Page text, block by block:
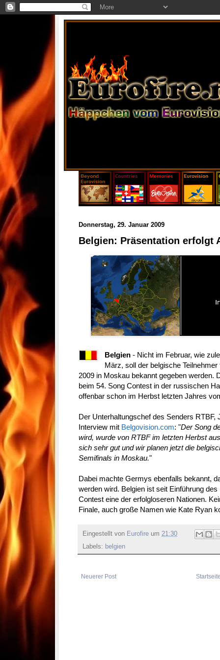
Donnerstag, 29. Januar 2009
Belgien: Präsentation erfolgt
Belgien - Nicht im Februar, wie
März, soll der belgische
2009 in Moskau bekannt gegeben werden.
beim 54. Song Contest in der russischen
offenbar schon im Herbst letzten Jahres
Der Unterhaltungschef des Senders
Interview mit Belgovision.com: "Der Song
wird, wurde von RTBF im letzten Herbst
sich sehr gut und wir planen jetzt die
Semifinals in Moskau."
Dabei machte Germys ebenfalls bekannt,
werden wird. Belgien ist seit Einführung
Contest eine der erfolgloseren Nationen.
Finale, auch große Namen wie Kate Ryan
Eingestellt von Eurofire um 21:30
Labels: belgien
Neuerer Post